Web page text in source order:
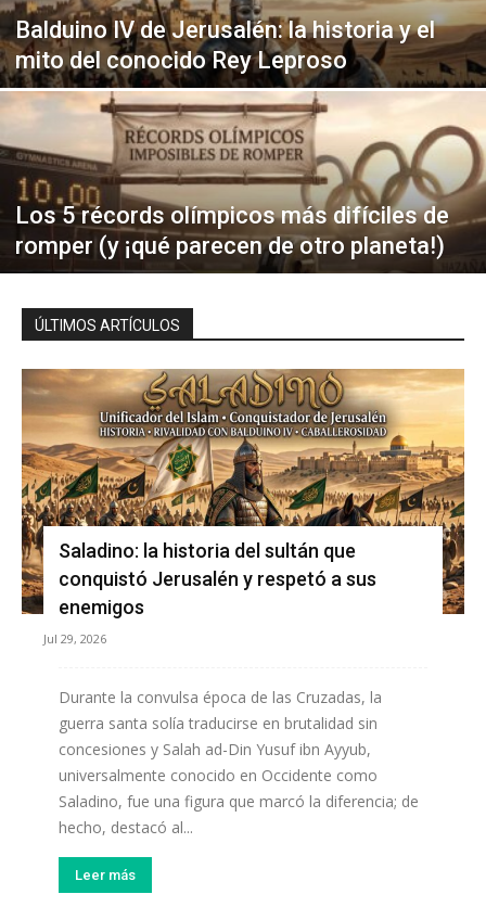
Balduino IV de Jerusalén: la historia y el
mito del conocido Rey Leproso
Los 5 récords olímpicos más difíciles de
romper (y ¡qué parecen de otro planeta!)
ÚLTIMOS ARTÍCULOS
Saladino: la historia del sultán que
conquistó Jerusalén y respetó a sus
enemigos
Jul 29, 2026
Durante la convulsa época de las Cruzadas, la
guerra santa solía traducirse en brutalidad sin
concesiones y Salah ad-Din Yusuf ibn Ayyub,
universalmente conocido en Occidente como
Saladino, fue una figura que marcó la diferencia; de
hecho, destacó al...
Leer más